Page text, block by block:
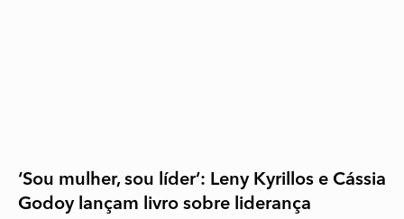
‘Sou mulher, sou líder’: Leny Kyrillos e Cássia
Godoy lançam livro sobre liderança